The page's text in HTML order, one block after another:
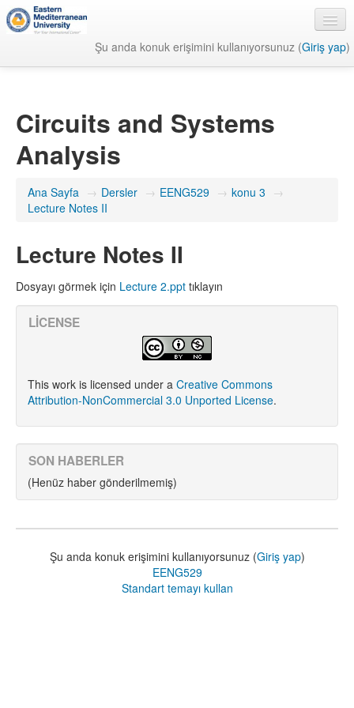
Şu anda konuk erişimini kullanıyorsunuz (Giriş yap)
Circuits and Systems
Analysis
Ana Sayfa → Dersler → EENG529 → konu 3 →
Lecture Notes II
Lecture Notes II
Dosyayı görmek için Lecture 2.ppt tıklayın
LICENSE
This work is licensed under a Creative Commons
Attribution-NonCommercial 3.0 Unported License.
SON HABERLER
(Henüz haber gönderilmemiş)
Şu anda konuk erişimini kullanıyorsunuz (Giriş yap)
EENG529
Standart temayı kullan